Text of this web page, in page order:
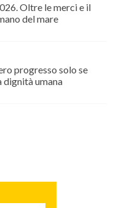
Oltre le merci e il
del mare
progresso solo se
dignità umana